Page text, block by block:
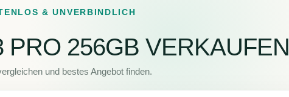
& UNVERBINDLICH
256GB VERKAUFEN
und bestes Angebot finden.